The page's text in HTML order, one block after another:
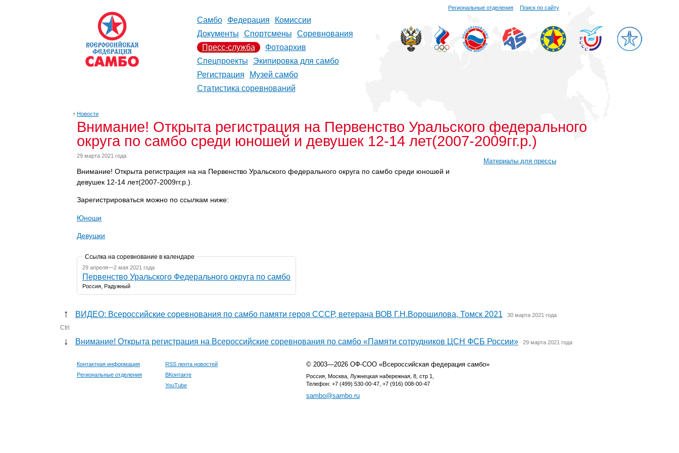
Региональные отделения Поиск по сайту
Самбо Федерация
Комиссии
Документы
Спортсмены
Соревнования
Пресс-служба
Фотоархив
Спецпроекты
Экипировка для самбо
Регистрация
Музей самбо
Статистика соревнований
↑ Новости
Внимание! Открыта регистрация на Первенство Уральского федерального
округа по самбо среди юношей и девушек 12-14 лет(2007-2009гг.р.)
29 марта 2021 года
Внимание! Открыта регистрация на на Первенство Уральского федерального округа по самбо среди юношей и
девушек 12-14 лет(2007-2009гг.р.).
Зарегистрироваться можно по ссылкам ниже:
Юноши
Девушки
Ссылка на соревнование в календаре
29 апреля—2 мая 2021 года
Первенство Уральского Федерального округа по самбо
Россия, Радужный
↑ ВИДЕО: Всероссийские соревнования по самбо памяти героя СССР, ветерана ВОВ Г.Н.Ворошилова, Томск 2021 30 марта 2021 года
Ctrl
↓ Внимание! Открыта регистрация на Всероссийские соревнования по самбо «Памяти сотрудников ЦСН ФСБ России» 29 марта 2021 года
Материалы для прессы
Контактная информация
Региональные отделения
RSS лента новостей
ВКонтакте
YouTube
© 2003—2026 ОФ-СОО «Всероссийская федерация самбо»
Россия, Москва, Лужнецкая набережная, 8, стр 1,
Телефон: +7 (499) 530-00-47, +7 (916) 008-00-47
sambo@sambo.ru